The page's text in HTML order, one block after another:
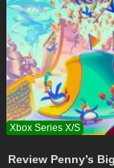
Review Penny’s